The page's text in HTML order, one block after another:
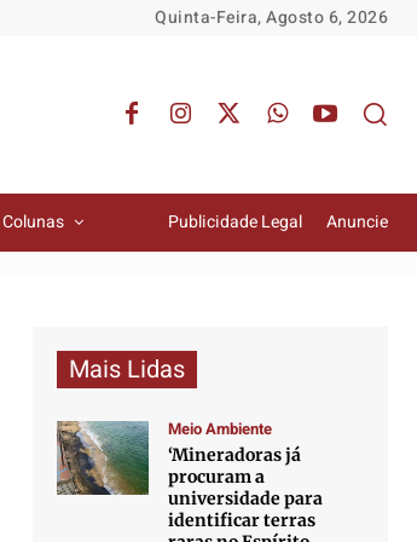
Quinta-Feira, Agosto 6, 2026
Colunas Publicidade Legal Anuncie
Mais Lidas
Meio Ambiente
‘Mineradoras já
procuram a
universidade para
identificar terras